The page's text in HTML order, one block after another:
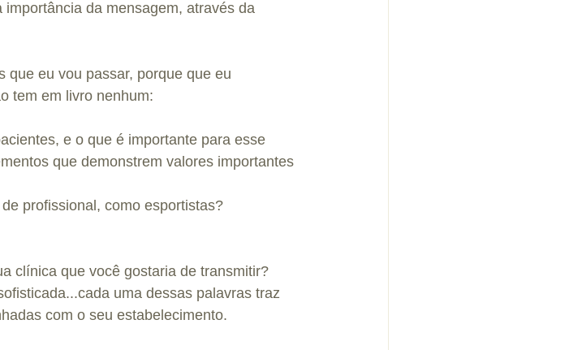
da mensagem, através da
que eu vou passar, porque que eu
tem em livro nenhum:
e o que é importante para esse
que demonstrem valores importantes
profissional, como esportistas?
clínica que você gostaria de transmitir?
uma dessas palavras traz
com o seu estabelecimento.